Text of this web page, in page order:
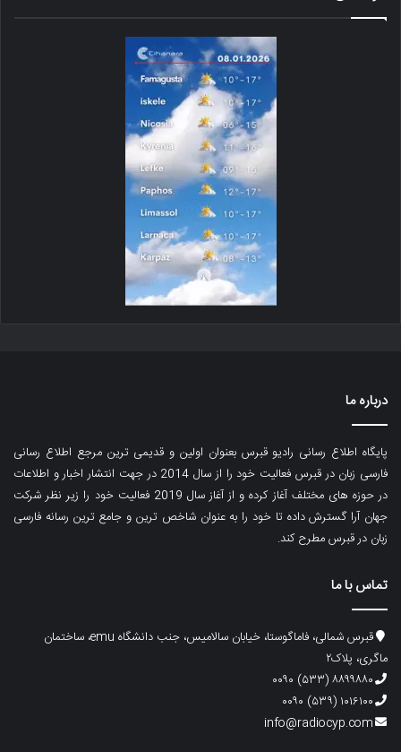
درباره ما
پایگاه اطلاع رسانی رادیو قبرس بعنوان اولین و قدیمی ترین مرجع اطلاع رسانی
فارسی زبان در قبرس فعالیت خود را از سال 2014 در جهت انتشار اخبار و اطلاعات
در حوزه های مختلف آغاز کرده و از آغاز سال 2019 فعالیت خود را زیر نظر شرکت
جهان آرا گسترش داده تا خود را به عنوان شاخص ترین و جامع ترین رسانه فارسی
زبان در قبرس مطرح کند.
تماس با ما
قبرس شمالی، فاماگوستا، خیابان سالامیس، جنب دانشگاه emu، ساختمان
ماگری، پلاک۲
۸۸۹۹۸۸۰ (۵۳۳) ۰۰۹۰
۱۰۱۶۱۰۰ (۵۳۹) ۰۰۹۰
info@radiocyp.com